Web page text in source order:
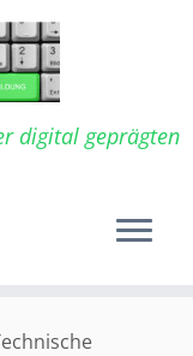
digital geprägten